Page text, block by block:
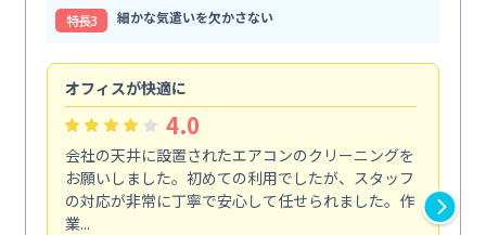
特⻑3
細かな気遣いを欠かさない
オフィスが快適に
4.0
会社の天井に設置されたエアコンのクリーニングを
お願いしました。初めての利用でしたが、スタッフ
の対応が非常に丁寧で安心して任せられました。作
業...